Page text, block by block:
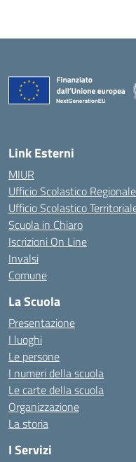
Link Esterni
MIUR
Ufficio Scolastico Regionale
Ufficio Scolastico
Scuola in Chiaro
Iscrizioni On Line
Invalsi
Comune
La Scuola
Presentazione
I luoghi
Le persone
I numeri della scuola
Le carte della scuola
Organizzazione
La storia
I Servizi